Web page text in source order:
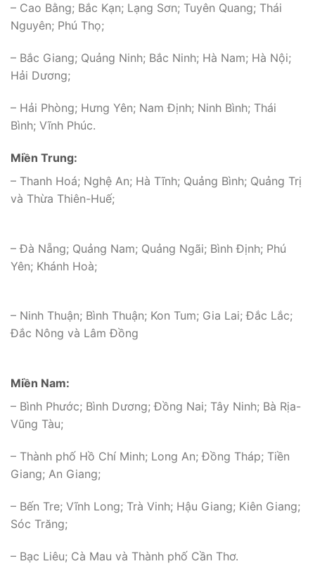
– Cao Bằng; Bắc Kạn; Lạng Sơn; Tuyên Quang; Thái
Nguyên; Phú Thọ;
– Bắc Giang; Quảng Ninh; Bắc Ninh; Hà Nam; Hà Nội;
Hải Dương;
– Hải Phòng; Hưng Yên; Nam Định; Ninh Bình; Thái
Bình; Vĩnh Phúc.
Miền Trung:
– Thanh Hoá; Nghệ An; Hà Tĩnh; Quảng Bình; Quảng Trị
và Thừa Thiên-Huế;
– Đà Nẵng; Quảng Nam; Quảng Ngãi; Bình Định; Phú
Yên; Khánh Hoà;
– Ninh Thuận; Bình Thuận; Kon Tum; Gia Lai; Đắc Lắc;
Đắc Nông và Lâm Đồng
Miền Nam:
– Bình Phước; Bình Dương; Đồng Nai; Tây Ninh; Bà Rịa-
Vũng Tàu;
– Thành phố Hồ Chí Minh; Long An; Đồng Tháp; Tiền
Giang; An Giang;
– Bến Tre; Vĩnh Long; Trà Vinh; Hậu Giang; Kiên Giang;
Sóc Trăng;
– Bạc Liêu; Cà Mau và Thành phố Cần Thơ.